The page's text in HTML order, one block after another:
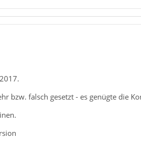
bzw. falsch gesetzt - es genügte die